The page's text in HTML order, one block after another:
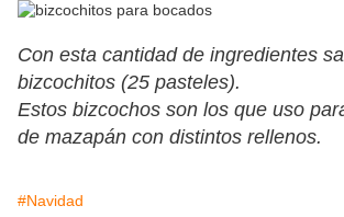
Con esta cantidad de ingredientes
bizcochitos (25 pasteles).
Estos bizcochos son los que uso
de mazapán con distintos rellenos.
#Navidad